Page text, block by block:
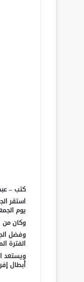
كتب –
استقر
يوم
وكان من
وفضل
الفترة
أبطال